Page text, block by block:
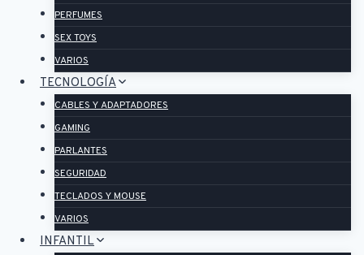
PERFUMES
SEX TOYS
VARIOS
TECNOLOGÍA
CABLES Y ADAPTADORES
GAMING
PARLANTES
SEGURIDAD
TECLADOS Y MOUSE
VARIOS
INFANTIL